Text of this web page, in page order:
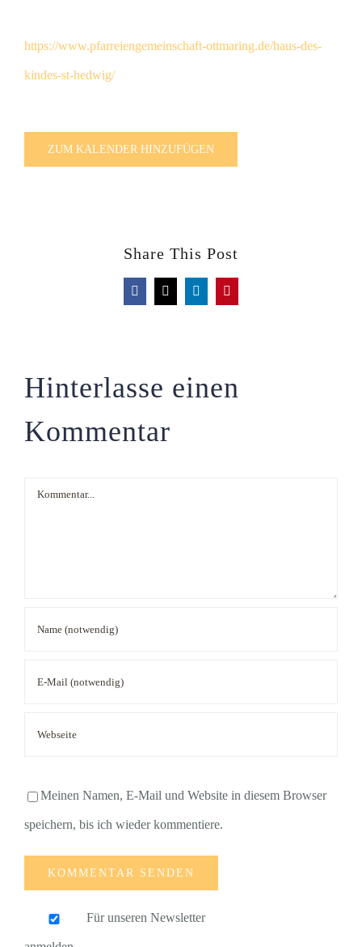
https://www.pfarreiengemeinschaft-ottmaring.de/haus-des-
kindes-st-hedwig/
ZUM KALENDER HINZUFÜGEN
Share This Post
Facebook
X LinkedInPinterest
Hinterlasse einen
Kommentar
Kommentar
Meinen Namen, E-Mail und Website in diesem Browser
speichern, bis ich wieder kommentiere.
Für unseren Newsletter